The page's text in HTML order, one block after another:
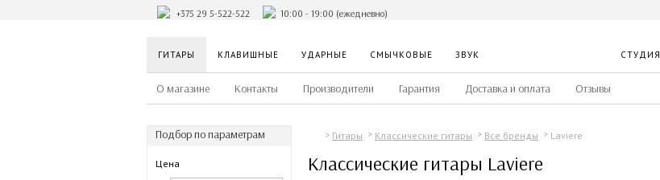
+375 29 5-522-522 10:00 - 19:00 (ежедневно)
ГИТАРЫ КЛАВИШНЫЕ УДАРНЫЕ СМЫЧКОВЫЕ ЗВУК СТУДИЯ
О магазине Контакты Производители Гарантия Доставка и оплата Отзывы
Подбор по параметрам
Цена
Гитары Классические гитары Все бренды Laviere
Классические гитары Laviere